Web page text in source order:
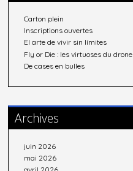
Carton plein
Inscriptions ouvertes
El arte de vivir sin límites
Fly or Die : les virtuoses du drone
De cases en bulles
Archives
juin 2026
mai 2026